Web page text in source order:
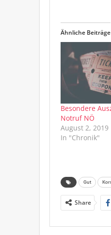
Ähnliche Beiträge
Besondere
Notruf NÖ
August 2, 2019
In "Chronik"
Gut
Share